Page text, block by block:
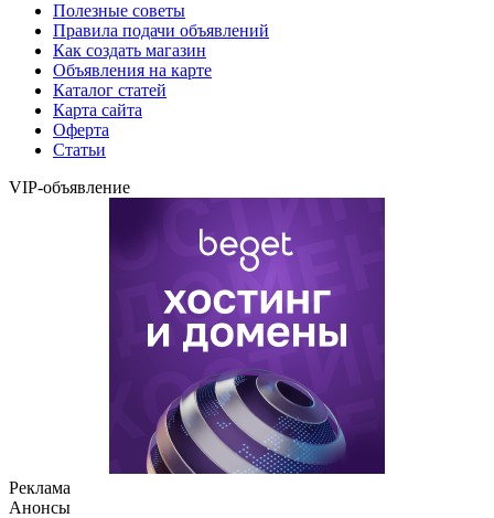
Полезные советы
Правила подачи объявлений
Как создать магазин
Объявления на карте
Каталог статей
Карта сайта
Оферта
Статьи
VIP-объявление
Реклама
Анонсы